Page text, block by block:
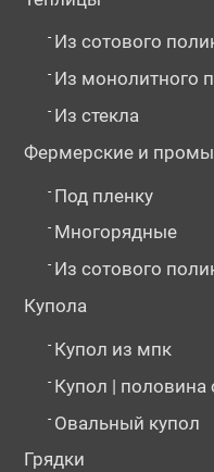
- Из сотового
- Из монолитного
- Из стекла
Фермерские и
- Под пленку
- Многорядные
- Из сотового
Купола
- Купол из мпк
- Купол | половина
- Овальный купол
Грядки